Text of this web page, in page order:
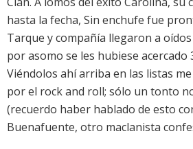
hasta la fecha, Sin enchufe fue
Tarque y compañía llegaron a
por asomo se les hubiese acercado
Viéndolos ahí arriba en las listas
por el rock and roll; sólo un tonto
(recuerdo haber hablado de esto
Buenafuente, otro maclanista